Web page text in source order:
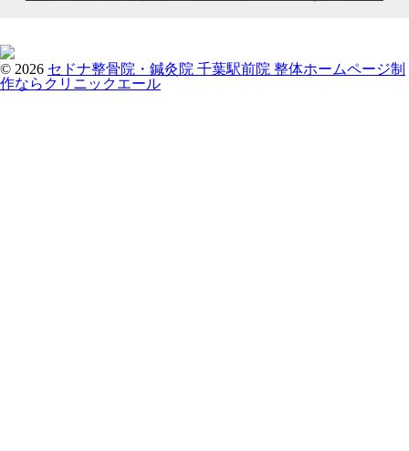
© 2026 セドナ整骨院・鍼灸院 千葉駅前院 整体ホームページ制
作ならクリニックエール